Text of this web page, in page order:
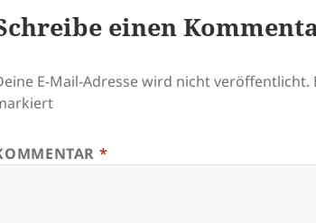
einen
E-Mail-Adresse wird nicht veröffentlicht.
*